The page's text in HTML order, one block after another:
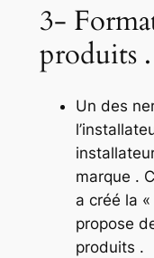
3-
produits .
Un des
marque .
a créé la
propose
produits .